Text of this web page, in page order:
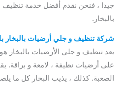
جيدا ، فنحن نقدم أفضل خدمة تنظيف
بالبخار.
شركة تنظيف و جلي أرضيات بالبخار
يعد تنظيف و جلي الأرضيات بالبخار
على أرضيات نظيفة ، لامعة و براقة.
الصعبة. كذلك ، يذيب البخار كل ما